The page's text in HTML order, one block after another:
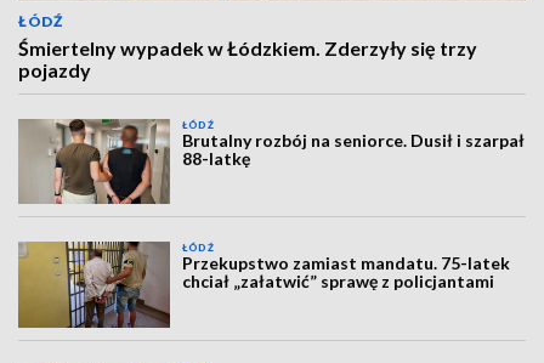
ŁÓDŹ
Śmiertelny wypadek w Łódzkiem. Zderzyły się trzy
pojazdy
ŁÓDŹ
Brutalny rozbój na seniorce. Dusił i szarpał
88-latkę
ŁÓDŹ
Przekupstwo zamiast mandatu. 75-latek
chciał „załatwić” sprawę z policjantami